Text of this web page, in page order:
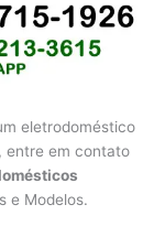
eletrodoméstico
entre em contato
e Modelos.